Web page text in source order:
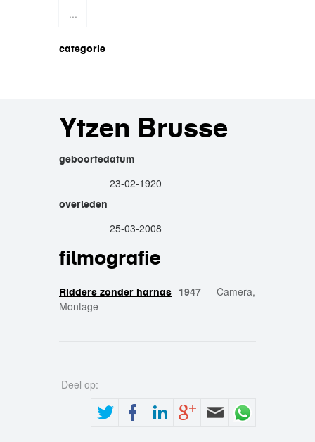
...
categorie
Ytzen Brusse
geboortedatum
23-02-1920
overleden
25-03-2008
filmografie
Ridders zonder harnas 1947 — Camera,
Montage
Deel op: